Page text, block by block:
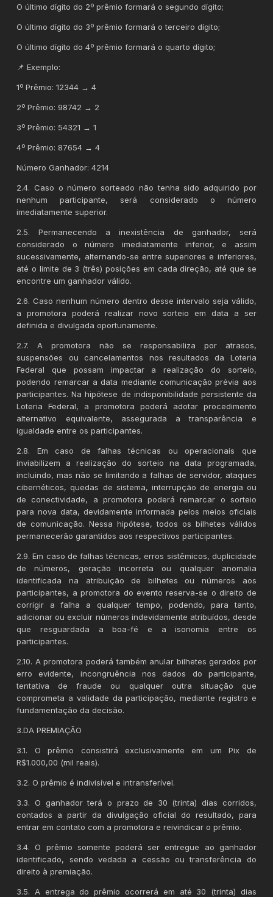
O último dígito do 2º prêmio formará o segundo dígito;
O último dígito do 3º prêmio formará o terceiro dígito;
O último dígito do 4º prêmio formará o quarto dígito;
📌 Exemplo:
1º Prêmio: 12344 → 4
2º Prêmio: 98742 → 2
3º Prêmio: 54321 → 1
4º Prêmio: 87654 → 4
Número Ganhador: 4214
2.4. Caso o número sorteado não tenha sido adquirido por
nenhum participante, será considerado o número
imediatamente superior.
2.5. Permanecendo a inexistência de ganhador, será
considerado o número imediatamente inferior, e assim
sucessivamente, alternando-se entre superiores e inferiores,
até o limite de 3 (três) posições em cada direção, até que se
encontre um ganhador válido.
2.6. Caso nenhum número dentro desse intervalo seja válido,
a promotora poderá realizar novo sorteio em data a ser
definida e divulgada oportunamente.
2.7. A promotora não se responsabiliza por atrasos,
suspensões ou cancelamentos nos resultados da Loteria
Federal que possam impactar a realização do sorteio,
podendo remarcar a data mediante comunicação prévia aos
participantes. Na hipótese de indisponibilidade persistente da
Loteria Federal, a promotora poderá adotar procedimento
alternativo equivalente, assegurada a transparência e
igualdade entre os participantes.
2.8. Em caso de falhas técnicas ou operacionais que
inviabilizem a realização do sorteio na data programada,
incluindo, mas não se limitando a falhas de servidor, ataques
cibernéticos, quedas de sistema, interrupção de energia ou
de conectividade, a promotora poderá remarcar o sorteio
para nova data, devidamente informada pelos meios oficiais
de comunicação. Nessa hipótese, todos os bilhetes válidos
permanecerão garantidos aos respectivos participantes.
2.9. Em caso de falhas técnicas, erros sistêmicos, duplicidade
de números, geração incorreta ou qualquer anomalia
identificada na atribuição de bilhetes ou números aos
participantes, a promotora do evento reserva-se o direito de
corrigir a falha a qualquer tempo, podendo, para tanto,
adicionar ou excluir números indevidamente atribuídos, desde
que resguardada a boa-fé e a isonomia entre os
participantes.
2.10. A promotora poderá também anular bilhetes gerados por
erro evidente, incongruência nos dados do participante,
tentativa de fraude ou qualquer outra situação que
comprometa a validade da participação, mediante registro e
fundamentação da decisão.
3.DA PREMIAÇÃO
3.1. O prêmio consistirá exclusivamente em um Pix de
R$1.000,00 (mil reais).
3.2. O prêmio é indivisível e intransferível.
3.3. O ganhador terá o prazo de 30 (trinta) dias corridos,
contados a partir da divulgação oficial do resultado, para
entrar em contato com a promotora e reivindicar o prêmio.
3.4. O prêmio somente poderá ser entregue ao ganhador
identificado, sendo vedada a cessão ou transferência do
direito à premiação.
3.5. A entrega do prêmio ocorrerá em até 30 (trinta) dias